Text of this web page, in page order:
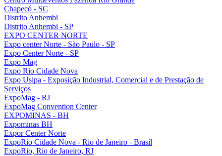
Chapecó - SC
Distrito Anhembi
Distrito Anhembi - SP
EXPO CENTER NORTE
Expo center Norte - São Paulo - SP
Expo Center Norte - SP
Expo Mag
Expo Rio Cidade Nova
Expo Usipa - Exposição Industrial, Comercial e de Prestação de
Serviços
ExpoMag - RJ
ExpoMag Convention Center
EXPOMINAS - BH
Expominas BH
Expor Center Norte
ExpoRio Cidade Nova - Rio de Janeiro - Brasil
ExpoRio, Rio de Janeiro, RJ